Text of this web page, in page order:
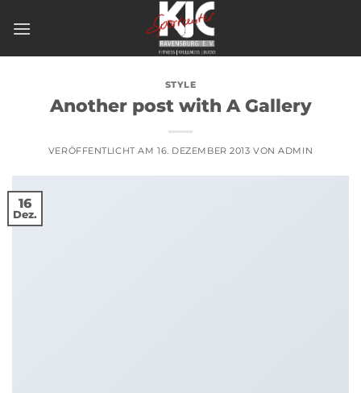
Inhalt
STYLE
Another post with A Gallery
VERÖFFENTLICHT AM 16. DEZEMBER 2013 VONADMIN
16
Dez.